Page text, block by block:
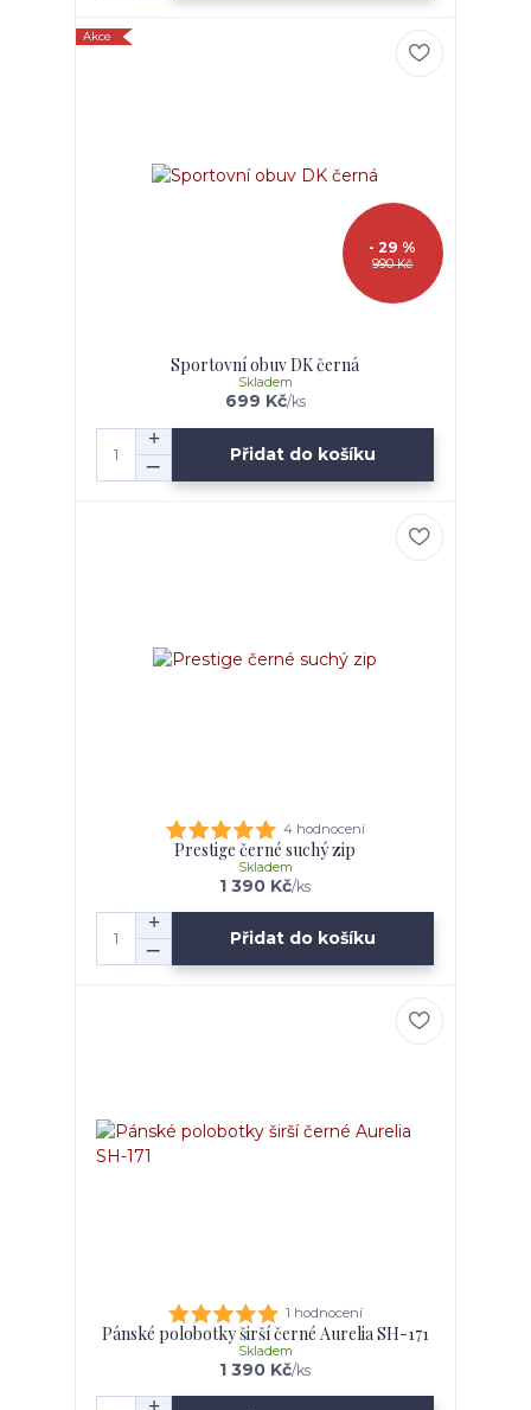
Akce
990 Kč
- 29 %
Sportovní obuv DK černá
699 Kč/ks
Skladem
Přidat do košíku
4 hodnocení
Prestige černé suchý zip
1 390 Kč/ks
Skladem
Přidat do košíku
1 hodnocení
Pánské polobotky širší černé Aurelia SH-171
1 390 Kč/ks
Skladem